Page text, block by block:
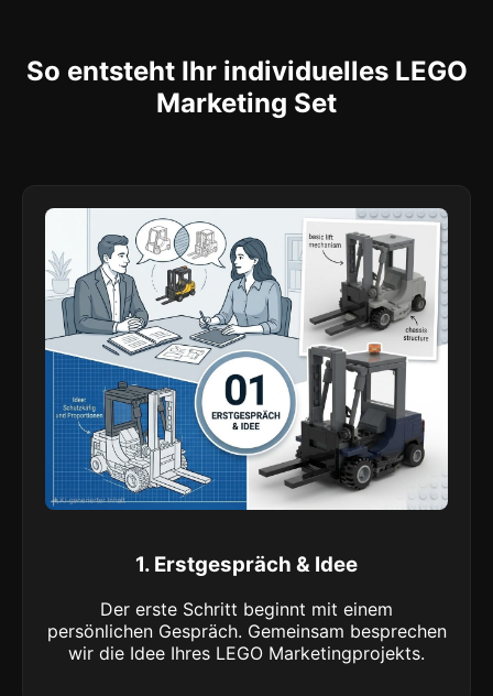
So entsteht Ihr individuelles LEGO
Marketing Set
1. Erstgespräch & Idee
Der erste Schritt beginnt mit einem
persönlichen Gespräch. Gemeinsam besprechen
wir die Idee Ihres LEGO Marketingprojekts.